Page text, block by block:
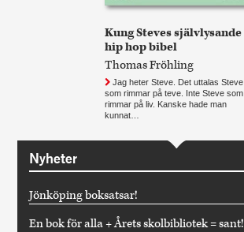
Kung Steves självlysande
hip hop bibel
Thomas Fröhling
Jag heter Steve. Det uttalas Steve,
som rimmar på teve. Inte Steve som
rimmar på liv. Kanske hade man
kunnat…
Nyheter
Jönköping boksatsar!
En bok för alla + Årets skolbibliotek = sant!